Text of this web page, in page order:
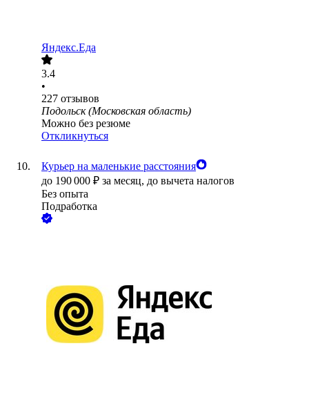
Яндекс.Еда
3.4
•
227 отзывов
Подольск (Московская область)
Можно без резюме
Откликнуться
Курьер на маленькие расстояния
до 190 000 ₽ за месяц, до вычета налогов
Без опыта
Подработка